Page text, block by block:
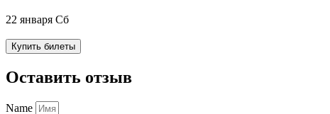
22 января Сб
Купить билеты
Оставить отзыв
Name